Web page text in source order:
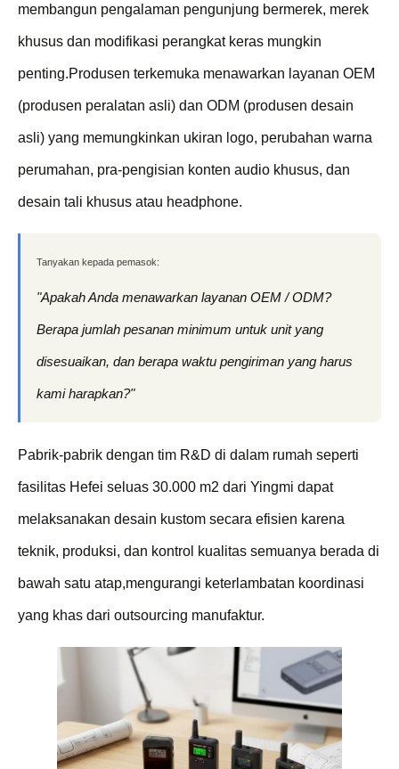
membangun pengalaman pengunjung bermerek, merek
khusus dan modifikasi perangkat keras mungkin
penting.Produsen terkemuka menawarkan layanan OEM
(produsen peralatan asli) dan ODM (produsen desain
asli) yang memungkinkan ukiran logo, perubahan warna
perumahan, pra-pengisian konten audio khusus, dan
desain tali khusus atau headphone.
Tanyakan kepada pemasok:
"Apakah Anda menawarkan layanan OEM / ODM?
Berapa jumlah pesanan minimum untuk unit yang
disesuaikan, dan berapa waktu pengiriman yang harus
kami harapkan?"
Pabrik-pabrik dengan tim R&D di dalam rumah seperti
fasilitas Hefei seluas 30.000 m2 dari Yingmi dapat
melaksanakan desain kustom secara efisien karena
teknik, produksi, dan kontrol kualitas semuanya berada di
bawah satu atap,mengurangi keterlambatan koordinasi
yang khas dari outsourcing manufaktur.